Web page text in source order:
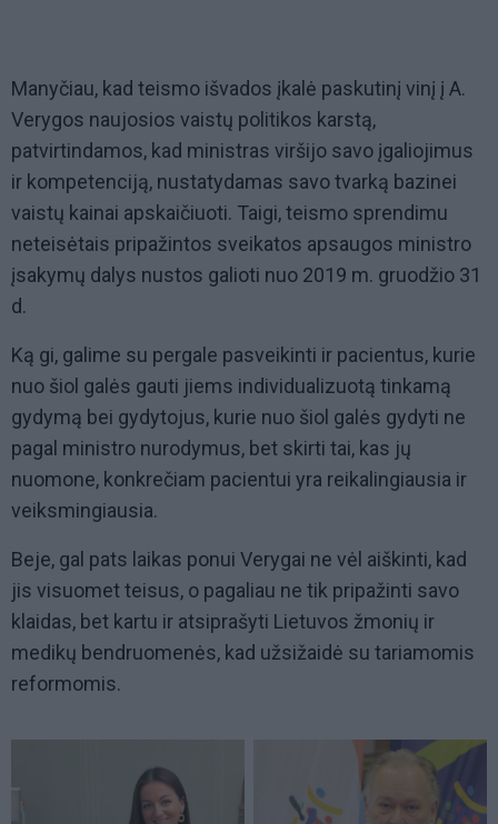
Manyčiau, kad teismo išvados įkalė paskutinį vinį į A.
Verygos naujosios vaistų politikos karstą,
patvirtindamos, kad ministras viršijo savo įgaliojimus
ir kompetenciją, nustatydamas savo tvarką bazinei
vaistų kainai apskaičiuoti. Taigi, teismo sprendimu
neteisėtais pripažintos sveikatos apsaugos ministro
įsakymų dalys nustos galioti nuo 2019 m. gruodžio 31
d.
Ką gi, galime su pergale pasveikinti ir pacientus, kurie
nuo šiol galės gauti jiems individualizuotą tinkamą
gydymą bei gydytojus, kurie nuo šiol galės gydyti ne
pagal ministro nurodymus, bet skirti tai, kas jų
nuomone, konkrečiam pacientui yra reikalingiausia ir
veiksmingiausia.
Beje, gal pats laikas ponui Verygai ne vėl aiškinti, kad
jis visuomet teisus, o pagaliau ne tik pripažinti savo
klaidas, bet kartu ir atsiprašyti Lietuvos žmonių ir
medikų bendruomenės, kad užsižaidė su tariamomis
reformomis.